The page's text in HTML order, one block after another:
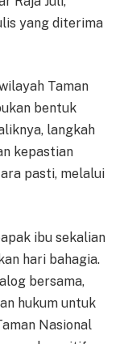
yang diterima
Taman
bentuk
langkah
kepastian
pasti, melalui
ibu sekalian
hari bahagia.
bersama,
hukum untuk
Nasional